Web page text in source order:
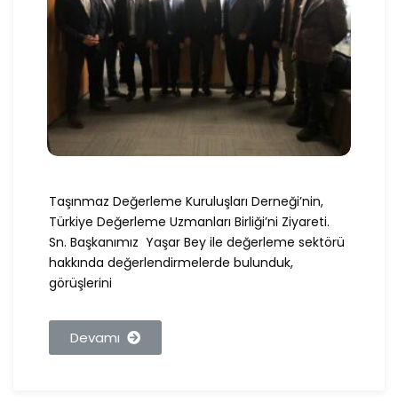
Taşınmaz Değerleme Kuruluşları Derneği’nin,
Türkiye Değerleme Uzmanları Birliği’ni Ziyareti.
Sn. Başkanımız Yaşar Bey ile değerleme sektörü
hakkında değerlendirmelerde bulunduk,
görüşlerini
Devamı